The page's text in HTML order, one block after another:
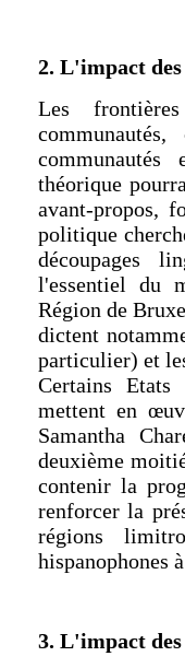
2. L'impact
Les
théorique
avant-propos,
politique
découpages
l'essentiel du
Région de
dictent
particulier) et
Certains Etats
mettent en
Samantha
deuxième
contenir la
renforcer la
régions
hispanophones
3. L'impact